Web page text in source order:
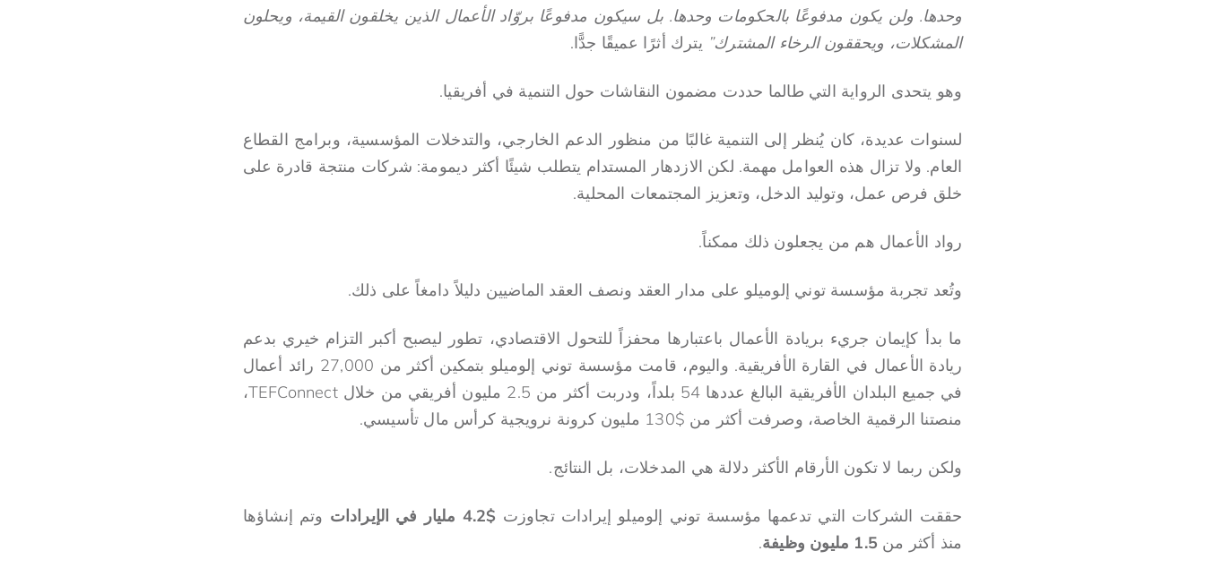
وحدها. ولن يكون مدفوعًا بالحكومات وحدها. بل سيكون مدفوعًا بروّاد الأعمال الذين يخلقون القيمة، ويحلون
المشكلات، ويحققون الرخاء المشترك” يترك أثرًا عميقًا جدًّا.
وهو يتحدى الرواية التي طالما حددت مضمون النقاشات حول التنمية في أفريقيا.
لسنوات عديدة، كان يُنظر إلى التنمية غالبًا من منظور الدعم الخارجي، والتدخلات المؤسسية، وبرامج القطاع
العام. ولا تزال هذه العوامل مهمة. لكن الازدهار المستدام يتطلب شيئًا أكثر ديمومة: شركات منتجة قادرة على
خلق فرص عمل، وتوليد الدخل، وتعزيز المجتمعات المحلية.
رواد الأعمال هم من يجعلون ذلك ممكناً.
وتُعد تجربة مؤسسة توني إلوميلو على مدار العقد ونصف العقد الماضيين دليلاً دامغاً على ذلك.
ما بدأ كإيمان جريء بريادة الأعمال باعتبارها محفزاً للتحول الاقتصادي، تطور ليصبح أكبر التزام خيري بدعم
ريادة الأعمال في القارة الأفريقية. واليوم، قامت مؤسسة توني إلوميلو بتمكين أكثر من 27,000 رائد أعمال
في جميع البلدان الأفريقية البالغ عددها 54 بلداً، ودربت أكثر من 2.5 مليون أفريقي من خلال TEFConnect،
منصتنا الرقمية الخاصة، وصرفت أكثر من $130 مليون كرونة نرويجية كرأس مال تأسيسي.
ولكن ربما لا تكون الأرقام الأكثر دلالة هي المدخلات، بل النتائج.
حققت الشركات التي تدعمها مؤسسة توني إلوميلو إيرادات تجاوزت $4.2 مليار في الإيرادات
وتم إنشاؤها
منذ أكثر من 1.5 مليون وظيفة .